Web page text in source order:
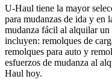
U-Haul tiene la mayor
para mudanzas de ida y en
mudanza fácil al alquilar un
incluyen: remolques de
remolques para auto y
esfuerzos de mudanza al
Haul hoy.